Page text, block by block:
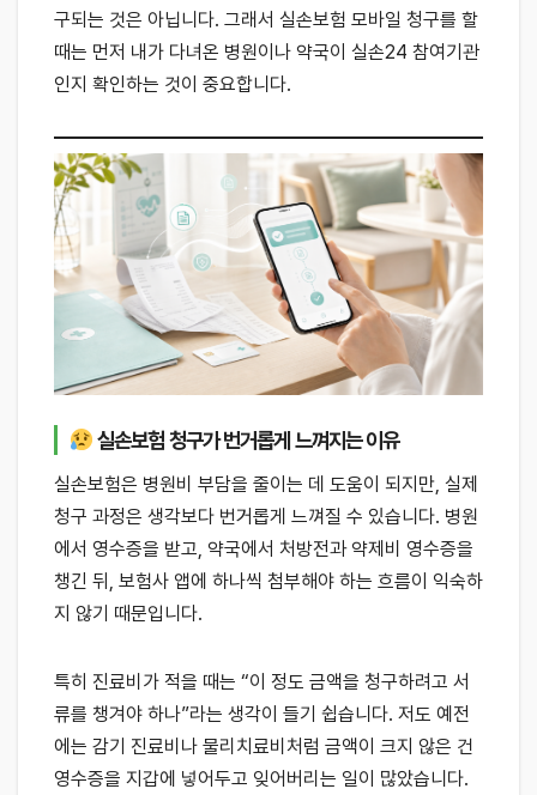
구되는 것은 아닙니다. 그래서 실손보험 모바일 청구를 할
때는 먼저 내가 다녀온 병원이나 약국이 실손24 참여기관
인지 확인하는 것이 중요합니다.
실손보험 청구가 번거롭게 느껴지는 이유
실손보험은 병원비 부담을 줄이는 데 도움이 되지만, 실제
청구 과정은 생각보다 번거롭게 느껴질 수 있습니다. 병원
에서 영수증을 받고, 약국에서 처방전과 약제비 영수증을
챙긴 뒤, 보험사 앱에 하나씩 첨부해야 하는 흐름이 익숙하
지 않기 때문입니다.
특히 진료비가 적을 때는 “이 정도 금액을 청구하려고 서
류를 챙겨야 하나”라는 생각이 들기 쉽습니다. 저도 예전
에는 감기 진료비나 물리치료비처럼 금액이 크지 않은 건
영수증을 지갑에 넣어두고 잊어버리는 일이 많았습니다.